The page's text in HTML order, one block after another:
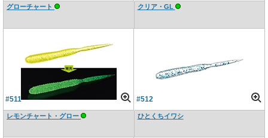
グローチャート クリア・GL
#511
レモンチャート・グロー
#512
ひとくちイワシ